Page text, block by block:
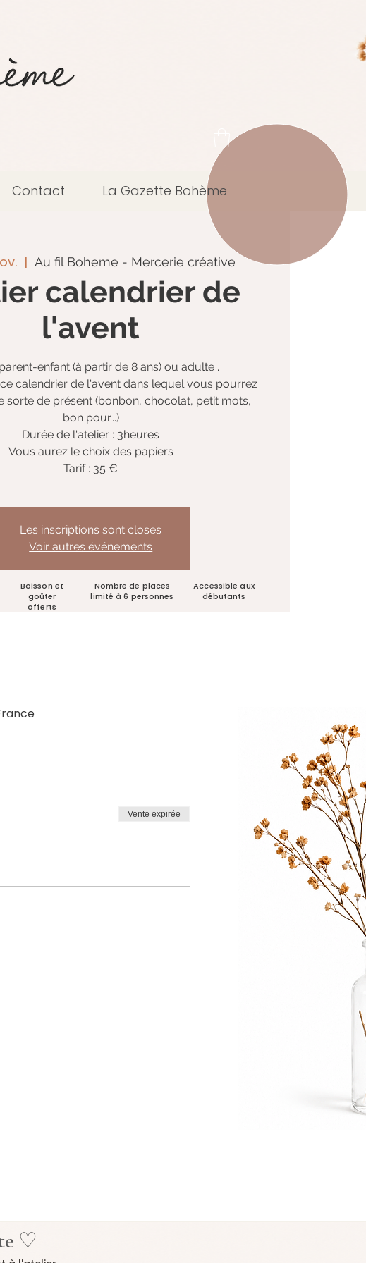
Contact La Gazette Bohème
  |
Au fil Boheme - Mercerie créative
calendrier de
l'avent
enfant (à partir de 8 ans) ou adulte .
calendrier de l'avent dans lequel vous pourrez
sorte de présent (bonbon, chocolat, petit mots,
bon pour...)
Durée de l'atelier : 3heures
Vous aurez le choix des papiers
Tarif : 35 €
Les inscriptions sont closes
Voir autres événements
Vente expirée
Boisson et
goûter
offerts
Nombre de places
limité à 6 personnes
Accessible aux
débutants
♡